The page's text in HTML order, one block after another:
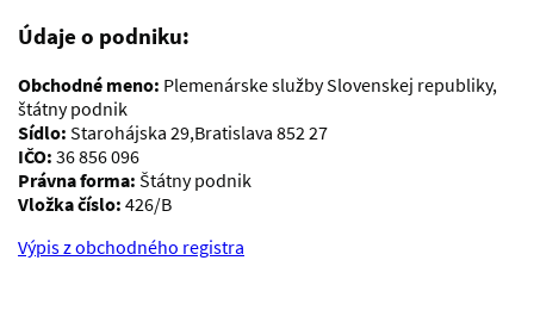
Údaje o podniku:
Obchodné meno: Plemenárske služby Slovenskej republiky,
štátny podnik
Sídlo: Starohájska 29,Bratislava 852 27
IČO: 36 856 096
Právna forma: Štátny podnik
Vložka číslo: 426/B
Výpis z obchodného registra